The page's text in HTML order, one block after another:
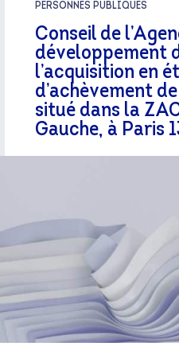
PERSONNES PUBLIQUES
Conseil de
développement
l’acquisition en
d’achèvement
situé dans la
Gauche, à Paris